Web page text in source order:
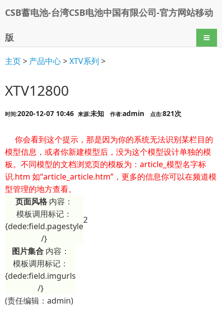
CSB蓄电池-台湾CSB电池中国有限公司-官方网站移动
版 导航
主页> 产品中心>XTV系列 >
XTV12800
时间:2020-12-07 10:46 来源:未知 作者:admin 点击:821次
你会看到这个提示，那是因为你的系统无法识别某栏目的
模型信息，或者你新建模型后，没为这个模型设计单独的模
板。不同模型的文档浏览页的模板为：article_模型名字标
识.htm 如“article_article.htm”，更多的信息你可以在频道模
型管理的地方查看。
页面风格 内容：
模板调用标记：
{dede:field.pagestyle
/}
2
图片集合内容：
模板调用标记：
{dede:field.imgurls
/}
(责任编辑：admin)